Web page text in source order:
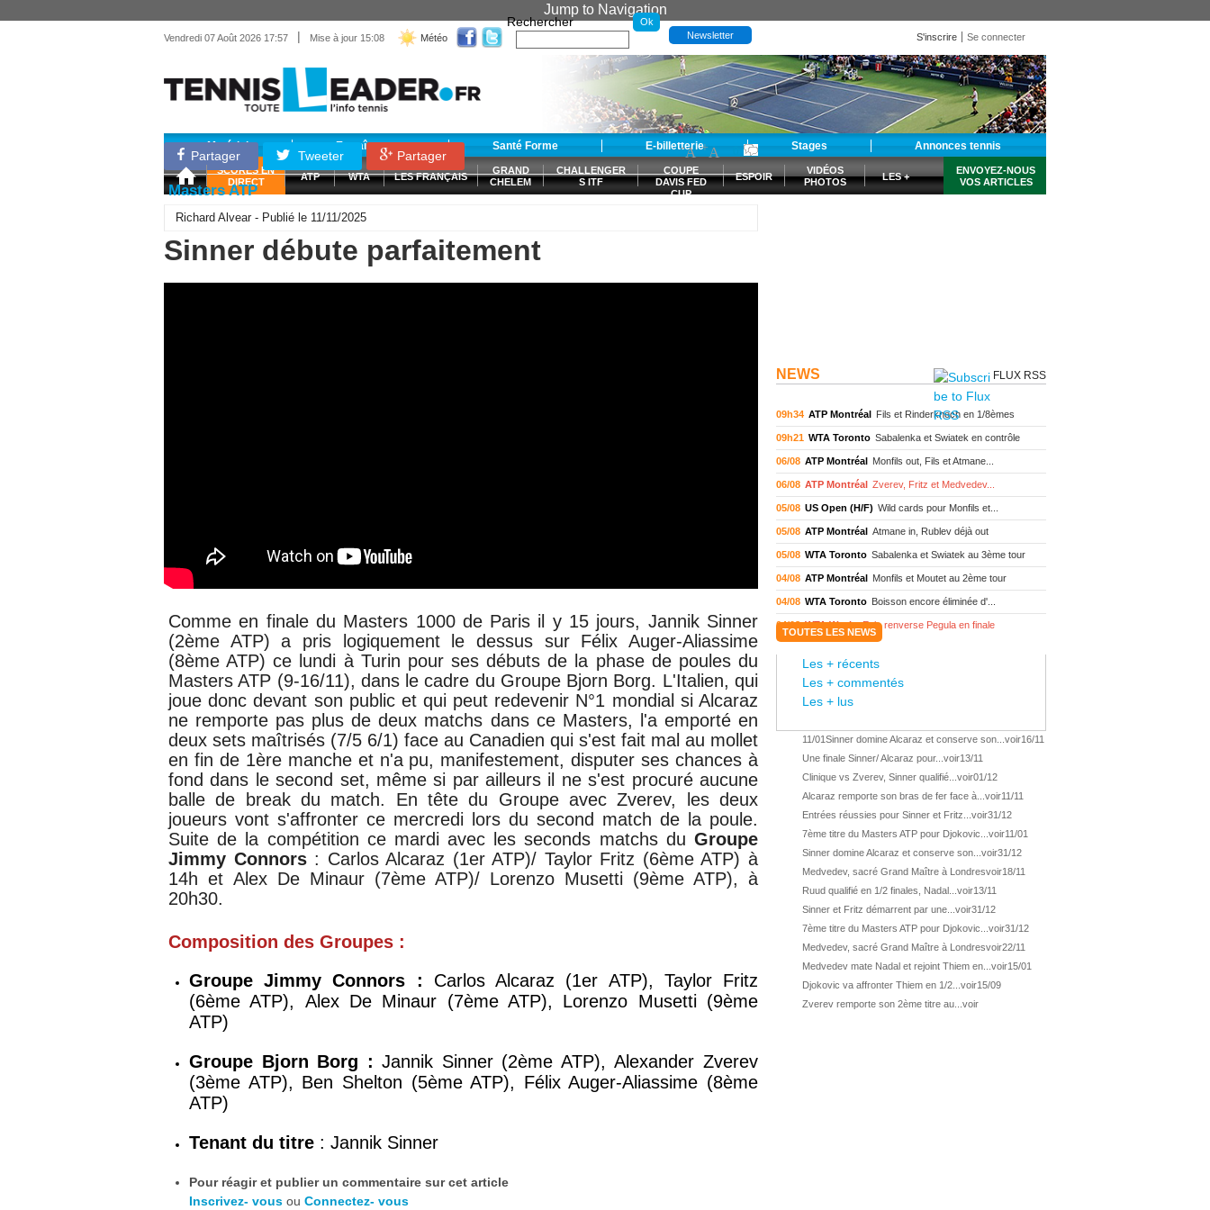
Jump to Navigation
Vendredi 07 Août 2026 17:57 | Mise à jour 15:08 Météo
Rechercher
Newsletter S'inscrire Se connecter
Matériel Entraînement Santé Forme E-billetterie Stages Annonces tennis
SCORES EN
DIRECT
ATP WTA LES FRANÇAIS
GRAND
CHELEM
CHALLENGER
S ITF
COUPE
DAVIS FED
CUP
ESPOIR
VIDÉOS
PHOTOS
LES +
ENVOYEZ-NOUS
VOS ARTICLES
Partager Tweeter Partager
-A +A
Masters ATP
Richard Alvear - Publié le 11/11/2025
Sinner débute parfaitement
Comme en finale du Masters 1000 de Paris il y 15 jours, Jannik Sinner
(2ème ATP) a pris logiquement le dessus sur Félix Auger-Aliassime
(8ème ATP) ce lundi à Turin pour ses débutsde la phase de poulesdu
Masters ATP (9-16/11), dans le cadre du Groupe Bjorn Borg. L'Italien, qui
joue donc devant son public et qui peut redevenir N°1 mondial si Alcaraz
ne remporte pas plus de deux matchs dans ce Masters, l'a emporté en
deux sets maîtrisés (7/5 6/1) face au Canadien qui s'est fait mal au mollet
en fin de 1ère manche et n'a pu, manifestement, disputer ses chances à
fond dans le second set, même si par ailleurs il ne s'est procuré aucune
balle de break du match. En tête du Groupe avec Zverev, les deux
joueurs vont s'affronter ce mercredi lors du second match de la poule.
Suite de la compétition ce mardi avec les seconds matchs du Groupe
Jimmy Connors : Carlos Alcaraz (1er ATP)/ Taylor Fritz (6ème ATP) à
14h et Alex De Minaur (7ème ATP)/ Lorenzo Musetti (9ème ATP), à
20h30.
Composition des Groupes :
Groupe Jimmy Connors : Carlos Alcaraz (1er ATP), Taylor Fritz
(6ème ATP), Alex De Minaur (7ème ATP), Lorenzo Musetti (9ème
ATP)
Groupe Bjorn Borg : Jannik Sinner (2ème ATP),Alexander Zverev
(3ème ATP), Ben Shelton (5ème ATP), Félix Auger-Aliassime (8ème
ATP)
Tenant du titre : Jannik Sinner
Pour réagir et publier un commentaire sur cet article
Inscrivez- vous ou Connectez- vous
NEWS FLUX RSS
09h34 ATP Montréal Fils et Rinderknech en 1/8èmes
09h21 WTA Toronto Sabalenka et Swiatek en contrôle
06/08 ATP Montréal Monfils out, Fils et Atmane...
06/08 ATP Montréal Zverev, Fritz et Medvedev...
05/08 US Open (H/F) Wild cards pour Monfils et...
05/08 ATP Montréal Atmane in, Rublev déjà out
05/08 WTA Toronto Sabalenka et Swiatek au 3ème tour
04/08 ATP Montréal Monfils et Moutet au 2ème tour
04/08 WTA Toronto Boisson encore éliminée d'...
04/08 WTA Wash. Eala renverse Pegula en finale
WTA Memphis Liutova, 16 ans et déjà titrée
ATP Wash.
WTA Wash. Eala domine Svitolina
ATP Wash. De Minaur éliminé en 1/4
ATP Los Cabos 1ère 1/2 finale pour Géa
WTA Washington Svitolina et Pegula en 1/4
ATP Wash. Pas de 1/4 pour Humbert et Atmane
ATP Washington De Minaur domine Tsitsipas
WTA Washington Fernandez débute bien
ATP Washington Fritz et Musetti en 1/8èmes
ATP Estoril Van Assche remporte son 1er...
TOUTES LES NEWS
Les + récents
Les + commentés
Les + lus
11/01Sinner domine Alcaraz et conserve son... voir16/11
Une finale Sinner/ Alcaraz pour... voir13/11
Clinique vs Zverev, Sinner qualifié... voir01/12
Alcaraz remporte son bras de fer face à... voir11/11
Entrées réussies pour Sinner et Fritz... voir31/12
7ème titre du Masters ATP pour Djokovic... voir11/01
Sinner domine Alcaraz et conserve son... voir31/12
Medvedev, sacré Grand Maître à Londresvoir18/11
Ruud qualifié en 1/2 finales, Nadal... voir13/11
Sinner et Fritz démarrent par une... voir31/12
7ème titre du Masters ATP pour Djokovic... voir31/12
Medvedev, sacré Grand Maître à Londresvoir22/11
Medvedev mate Nadal et rejoint Thiem en... voir15/01
Djokovic va affronter Thiem en 1/2... voir15/09
Zverev remporte son 2ème titre au... voir